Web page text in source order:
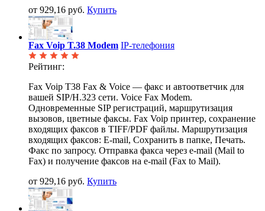
от 929,16 руб. Купить
Fax Voip T.38 Modem IP-телефония
Рейтинг:
Fax Voip T38 Fax & Voice — факс и автоответчик для
вашей SIP/H.323 сети. Voice Fax Modem.
Одновременные SIP регистраций, маршрутизация
вызовов, цветные факсы. Fax Voip принтер, сохранение
входящих факсов в TIFF/PDF файлы. Маршрутизация
входящих факсов: E-mail, Сохранить в папке, Печать.
Факс по запросу. Отправка факса через e-mail (Mail to
Fax) и получение факсов на e-mail (Fax to Mail).
от 929,16 руб. Купить